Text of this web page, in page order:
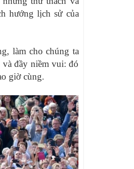
hướng lịch sử của
làm cho chúng ta
và đầy niềm vui: đó
giờ cùng.